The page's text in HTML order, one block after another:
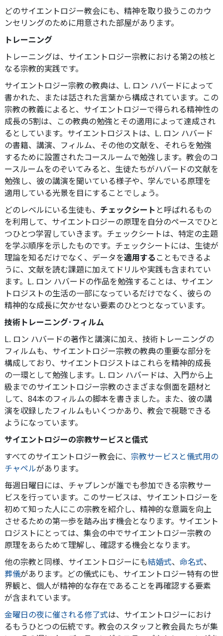
どのサイエントロジー教会にも、精神を取り扱うこのカウ
ンセリングのために用意された部屋があります。
トレーニング
トレーニングは、サイエントロジー宗教における第2の核と
なる宗教的実践です。
サイエントロジー宗教の教典は、L. ロン ハバードによって
書かれた、または話された言葉から構成されています。この
宗教の教義によると、サイエントロジーで得られる精神性の
成長の5割は、この教典の勉強とその適用によって達成され
るとしています。サイエントロジストは、L. ロン ハバード
の書籍、講演、フィルム、その他の文献を、それらを勉強
するために設置されたコースルームで勉強します。教会のコ
ースルームをのぞいてみると、生徒たちがハバードの文献を
勉強し、彼の講演を聞いている様子や、学んでいる原理を
適用している光景を目にすることでしょう。
どのレベルにいる生徒も、 チェックシート と呼ばれるもの
を利用して、サイエントロジーの原理を自分のペースでひと
つひとつ学習していきます。チェックシートは、特定の主題
を学ぶ順序を示したものです。チェックシートには、生徒が
理論を知るだけでなく、データを適用する こともできるよ
うに、文献を読む課題に加えてドリルや実践も含まれてい
ます。 L. ロン ハバードの作品を勉強することは、サイエン
トロジストの生活の一部になっているだけでなく、彼らの
精神的な成長に欠かせない要素のひとつとなっています。
技術トレーニング･フィルム
L. ロン ハバードの著作と講演に加え、技術トレーニングの
フィルムも、サイエントロジー宗教の教典の重要な部分を
構成しており、サイエントロジストはこれらを精神的成長
の一環として勉強します。L. ロン ハバードは、入門から上
級までのサイエントロジー宗教のさまざまな側面を題材と
して、84本のフィルムの脚本を書きました。また、彼の講
演を収録したフィルムもいくつかあり、教会で視聴できる
ようになっています。
サイエントロジーの宗教サービスと儀式
すべてのサイエントロジー教会に、 宗教サービスと儀式用の
チャペルがあります。
毎週日曜日には、チャプレンが誰でも参加できる宗教サー
ビスを行っています。このサービスは、サイエントロジーを
初めて知った人にこの宗教を紹介し、精神的な意識を向上
させるための第一歩を踏み出す機会となります。サイエント
ロジストにとっては、集会の中でサイエントロジー宗教の
原理をあらためて理解し、確認する機会となります。
他の宗教と同様、サイエントロジーにも結婚式、 命名式、
葬儀があります。どの儀式にも、サイエントロジー特有の世
界観と、個人が精神的な存在であることを再確認する要素
が含まれています。
金曜日の夜に催される修了式は、サイエントロジーにおけ
るもうひとつの伝統です。教会のスタッフと教会員たちが集